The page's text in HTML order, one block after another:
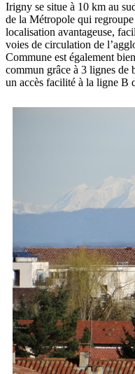
Irigny se situe à 10 km au
de la Métropole qui
localisation avantageuse,
voies de circulation de
Commune est également
commun grâce à 3 lignes de
un accès facilité à la ligne B